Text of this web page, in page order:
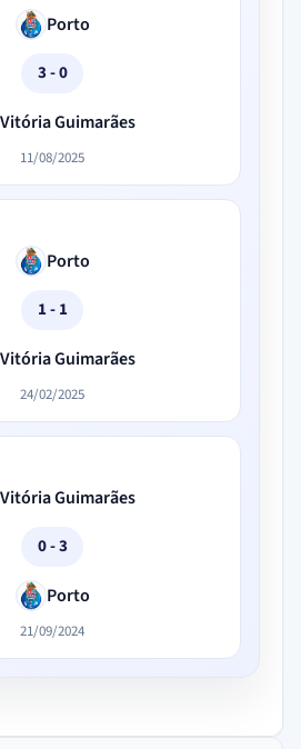
Porto
3 - 0
Vitória Guimarães
11/08/2025
Porto
1 - 1
Vitória Guimarães
24/02/2025
Vitória Guimarães
0 - 3
Porto
21/09/2024